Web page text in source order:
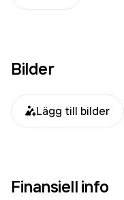
Bilder
Lägg till bilder
Finansiell info